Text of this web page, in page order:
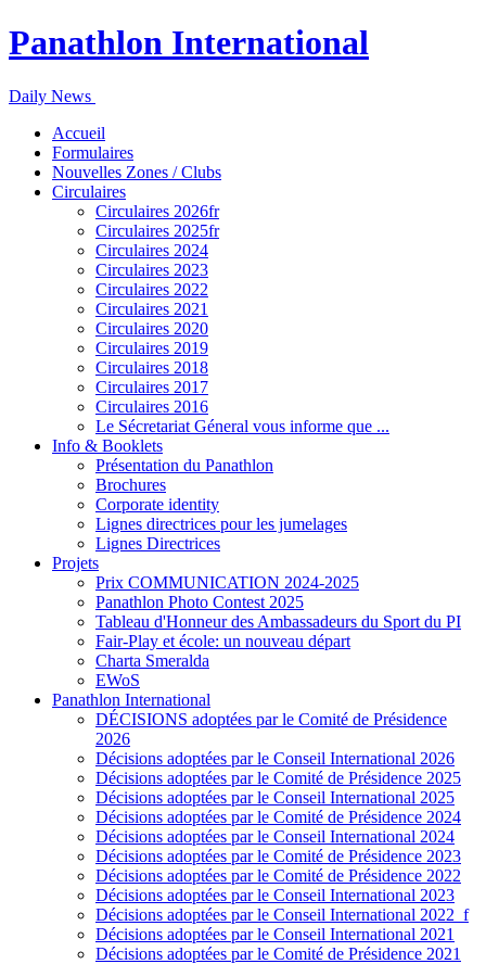
Panathlon International
Daily News
Accueil
Formulaires
Nouvelles Zones / Clubs
Circulaires
Circulaires 2026fr
Circulaires 2025fr
Circulaires 2024
Circulaires 2023
Circulaires 2022
Circulaires 2021
Circulaires 2020
Circulaires 2019
Circulaires 2018
Circulaires 2017
Circulaires 2016
Le Sécretariat Géneral vous informe que ...
Info & Booklets
Présentation du Panathlon
Brochures
Corporate identity
Lignes directrices pour les jumelages
Lignes Directrices
Projets
Prix COMMUNICATION 2024-2025
Panathlon Photo Contest 2025
Tableau d'Honneur des Ambassadeurs du Sport du PI
Fair-Play et école: un nouveau départ
Charta Smeralda
EWoS
Panathlon International
DÉCISIONS adoptées par le Comité de Présidence
2026
Décisions adoptées par le Conseil International 2026
Décisions adoptées par le Comité de Présidence 2025
Décisions adoptées par le Conseil International 2025
Décisions adoptées par le Comité de Présidence 2024
Décisions adoptées par le Conseil International 2024
Décisions adoptées par le Comité de Présidence 2023
Décisions adoptées par le Comité de Présidence 2022
Décisions adoptées par le Conseil International 2023
Décisions adoptées par le Conseil International 2022_f
Décisions adoptées par le Conseil International 2021
Décisions adoptées par le Comité de Présidence 2021